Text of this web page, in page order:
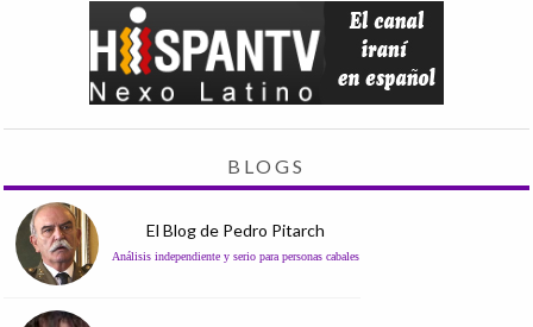
BLOGS
El Blog de Pedro Pitarch
Análisis independiente y serio para personas cabales